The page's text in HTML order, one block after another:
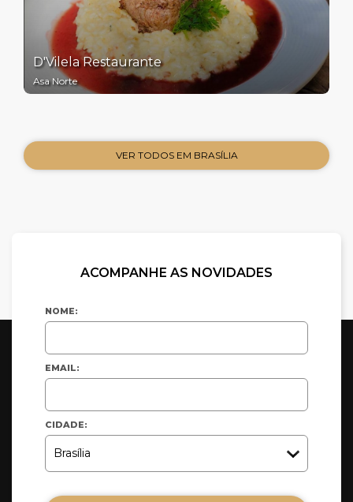
D'Vilela Restaurante
Asa Norte
VER TODOS EM BRASÍLIA
ACOMPANHE AS NOVIDADES
NOME:
EMAIL:
CIDADE: